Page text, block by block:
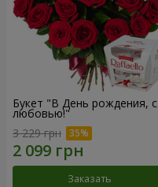
Букет "В День рождения, с
любовью!"
3 229 грн
Заказать